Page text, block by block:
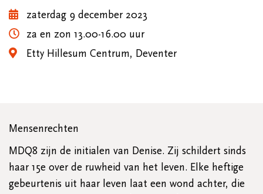
zaterdag 9 december 2023
za en zon 13.00-16.00 uur
Etty Hillesum Centrum, Deventer
Mensenrechten
MDQ8 zijn de initialen van Denise. Zij schildert sinds
haar 15e over de ruwheid van het leven. Elke heftige
gebeurtenis uit haar leven laat een wond achter, die